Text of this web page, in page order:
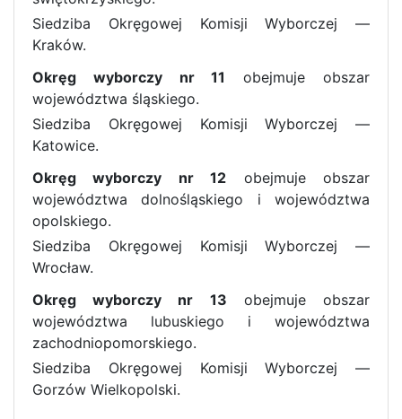
Siedziba Okręgowej Komisji Wyborczej —
Kraków.
Okręg wyborczy nr 11
obejmuje obszar
województwa śląskiego.
Siedziba Okręgowej Komisji Wyborczej —
Katowice.
Okręg wyborczy nr 12 obejmuje obszar
województwa dolnośląskiego i województwa
opolskiego.
Siedziba Okręgowej Komisji Wyborczej —
Wrocław.
Okręg wyborczy nr 13 obejmuje obszar
województwa lubuskiego i województwa
zachodniopomorskiego.
Siedziba Okręgowej Komisji Wyborczej —
Gorzów Wielkopolski.